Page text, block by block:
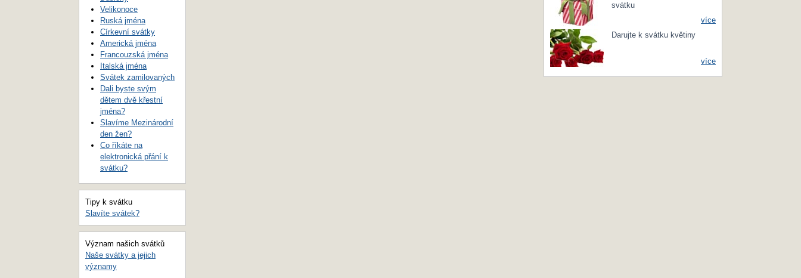
svátku
více
Darujte k svátku květiny
více
Velikonoce
Ruská jména
Církevní svátky
Americká jména
Francouzská jména
Italská jména
Svátek zamilovaných
Dali byste svým
dětem dvě křestní
jména?
Slavíme Mezinárodní
den žen?
Co říkáte na
elektronická přání k
svátku?
Tipy k svátku
Slavíte svátek?
Význam našich svátků
Naše svátky a jejich
významy